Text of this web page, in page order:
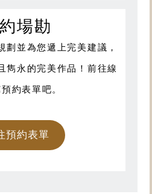
場勘
劃並為您遞上完美建議，
雋永的完美作品！前往線
約表單吧。
預約表單